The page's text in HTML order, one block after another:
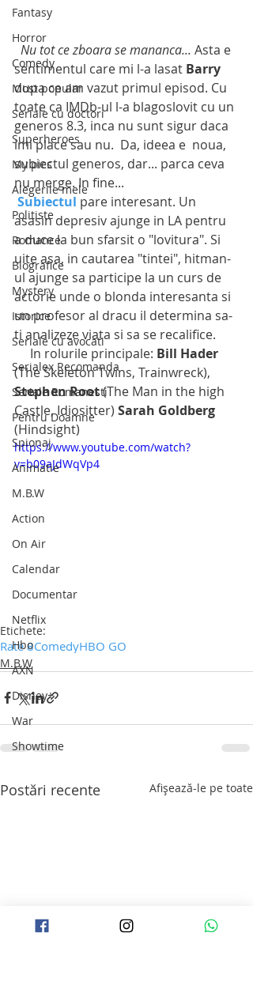
Fantasy
Horror
Comedy
Most popular
Seriale cu doctori
Superheroes
My pics
Alegerile mele
Politiste
Romance
Biografice
Mystery
Istorice
Seriale cu avocati
Serialex Recomanda
Seriale Romanesti
Pentru Doamne
Spionaj
Animatie
M.B.W
Action
On Air
Calendar
Documentar
Netflix
Hbo
AXN
Disney+
War
Showtime
Nu tot ce zboara se mananca... Asta e
sentimentul care mi l-a lasat Barry
dupa ce am vazut primul episod. Cu
toate ca IMDb-ul l-a blagoslovit cu un
generos 8.3, inca nu sunt sigur daca
imi place sau nu.  Da, ideea e  noua,
subiectul generos, dar... parca ceva
nu merge. In fine...
Subiectul pare interesant. Un
asasin depresiv ajunge in LA pentru
a duce la bun sfarsit o "lovitura". Si
uite asa, in cautarea "tintei", hitman-
ul ajunge sa participe la un curs de
actorie unde o blonda interesanta si
un profesor al dracu il determina sa-
ti analizeze viata si sa se recalifice.
     In rolurile principale:
Bill Hader
(The Skeleton Twins, Trainwreck),
Stephen Root (The Man in the high
Castle, Idiositter) Sarah Goldberg
(Hindsight)
https://www.youtube.com/watch?
v=b09aJdWqVp4
Etichete:
Rate 8ComedyHBO GO
M.B.W
Postări recente Afișează-le pe toate